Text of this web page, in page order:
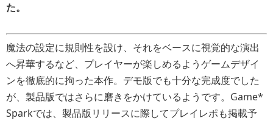
た。
魔法の設定に規則性を設け、それをベースに視覚的な演出
へ昇華するなど、プレイヤーが楽しめるようゲームデザイ
ンを徹底的に拘った本作。デモ版でも十分な完成度でした
が、製品版ではさらに磨きをかけているようです。Game*
Sparkでは、製品版リリースに際してプレイレポも掲載予